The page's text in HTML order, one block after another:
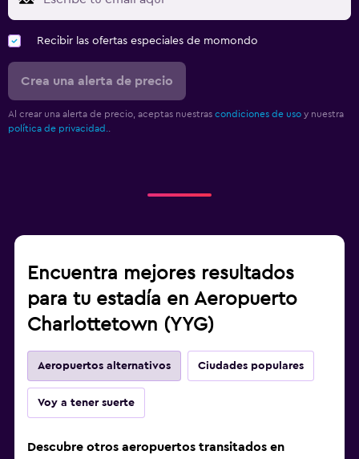
Recibir las ofertas especiales de momondo
Crea una alerta de precio
Al crear una alerta de precio, aceptas nuestras condiciones de uso y nuestra
política de privacidad..
Encuentra mejores resultados
para tu estadía en Aeropuerto
Charlottetown (YYG)
Aeropuertos alternativos Ciudades populares
Voy a tener suerte
Descubre otros aeropuertos transitados en